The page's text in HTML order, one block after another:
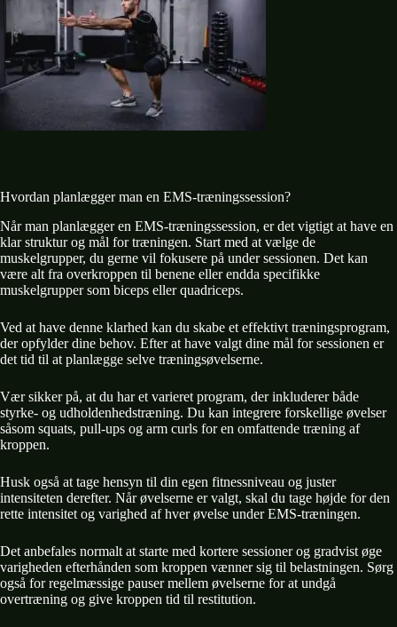
Hvordan planlægger man en EMS-træningssession?
Når man planlægger en EMS-træningssession, er det vigtigt at have en
klar struktur og mål for træningen. Start med at vælge de
muskelgrupper, du gerne vil fokusere på under sessionen. Det kan
være alt fra overkroppen til benene eller endda specifikke
muskelgrupper som biceps eller quadriceps.
Ved at have denne klarhed kan du skabe et effektivt træningsprogram,
der opfylder dine behov. Efter at have valgt dine mål for sessionen er
det tid til at planlægge selve træningsøvelserne.
Vær sikker på, at du har et varieret program, der inkluderer både
styrke- og udholdenhedstræning. Du kan integrere forskellige øvelser
såsom squats, pull-ups og arm curls for en omfattende træning af
kroppen.
Husk også at tage hensyn til din egen fitnessniveau og juster
intensiteten derefter. Når øvelserne er valgt, skal du tage højde for den
rette intensitet og varighed af hver øvelse under EMS-træningen.
Det anbefales normalt at starte med kortere sessioner og gradvist øge
varigheden efterhånden som kroppen vænner sig til belastningen. Sørg
også for regelmæssige pauser mellem øvelserne for at undgå
overtræning og give kroppen tid til restitution.